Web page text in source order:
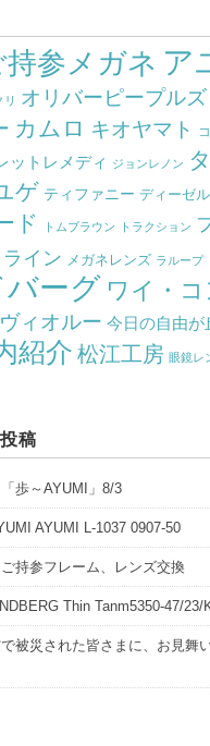
持参メガネ ア
リ オリバーピープルズ
カムロ キオヤマト
ットレメディ ジョンレノン
ゲ ティファニー ディーゼル
ド
トムブラウン トラクション
イン メガネレンズ ラループ
バーグ ワイ・コ
ヴィオルー 今日の自由が
紹介 松江工房 眼鏡レ
稿
歩～AYUMI」8/3
AYUMI L-1037 0907-50
持参フレーム、レンズ交換
Thin Tanm5350-47/23/
被災された皆さまに、お見舞